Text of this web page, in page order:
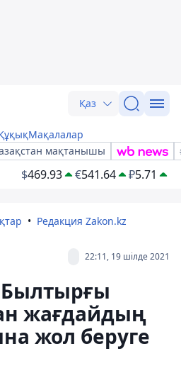
Қаз
Мақалалар
мақтанышы
$469.93 €541.64 ₽5.71
Редакция Zakon.kz
22:11, 19 шілде 2021
жағдайдың
жол беруге